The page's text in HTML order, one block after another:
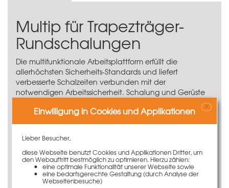
Multip für Trapezträger-
Rundschalungen
Die multifunktionale Arbeitsplattform erfüllt die
allerhöchsten Sicherheits-Standards und liefert
verbesserte Schalzeiten verbunden mit der
notwendigen Arbeitssicherheit. Schalung und Gerüste
werden zusammen in montiertem Zustand transportiert.
Beläge aus Stahl mit einem integrierten
Seitenschutz
Sichere Ausführung von Arbeiten an der Schalung
Zeitersparnis durch Klappmechanismus
Alle Vorschriften der BauBG (BGR 187) werden
erfüllt
Passend für Trapezträger-Rundschalung
Einwilligung in Cookies und Applikationen X
Lieber Besucher,
diese Webseite benutzt Cookies und Applikationen Dritter, um
den Webauftritt bestmöglich zu optimieren. Hierzu zählen:
eine optimale Funktionalität unserer Webseite sowie
eine bedarfsgerechte Gestaltung (durch Analyse der
Webseitenbesuche)